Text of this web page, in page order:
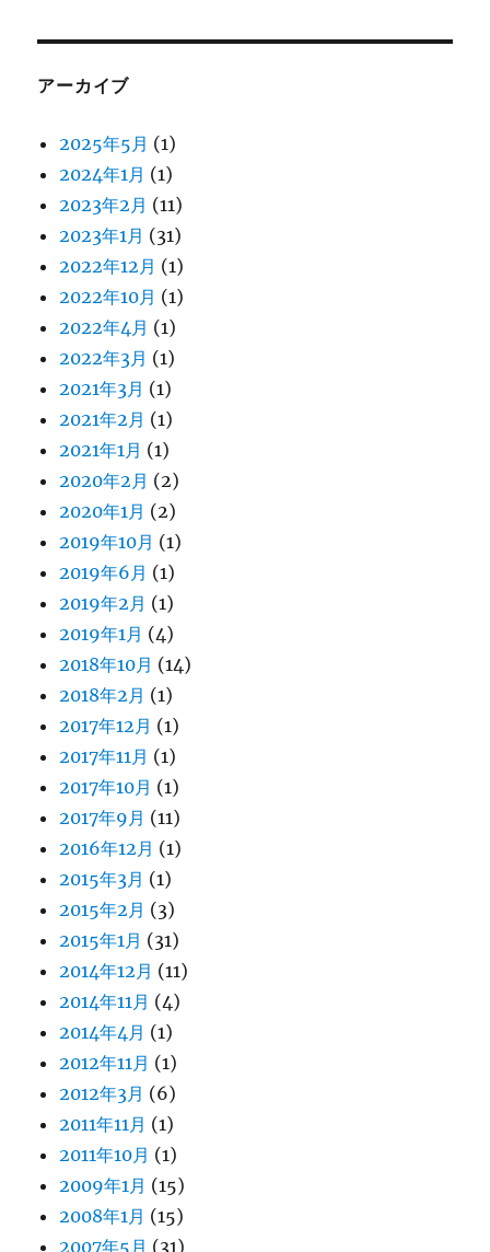
アーカイブ
2025年5月 (1)
2024年1月 (1)
2023年2月 (11)
2023年1月 (31)
2022年12月 (1)
2022年10月 (1)
2022年4月 (1)
2022年3月 (1)
2021年3月 (1)
2021年2月 (1)
2021年1月 (1)
2020年2月 (2)
2020年1月 (2)
2019年10月 (1)
2019年6月 (1)
2019年2月 (1)
2019年1月 (4)
2018年10月 (14)
2018年2月 (1)
2017年12月 (1)
2017年11月 (1)
2017年10月 (1)
2017年9月 (11)
2016年12月 (1)
2015年3月 (1)
2015年2月 (3)
2015年1月 (31)
2014年12月 (11)
2014年11月 (4)
2014年4月 (1)
2012年11月 (1)
2012年3月 (6)
2011年11月 (1)
2011年10月 (1)
2009年1月 (15)
2008年1月 (15)
2007年5月 (31)